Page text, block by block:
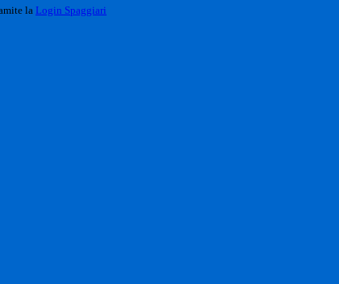
la Login Spaggiari